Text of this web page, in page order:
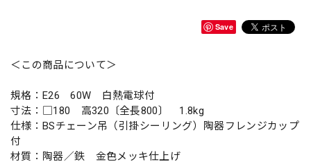
Save
＜この商品について＞
規格：E26 60W 白熱電球付
寸法：□180 高320〔全長800〕 1.8kg
仕様：BSチェーン吊（引掛シーリング）陶器フレンジカップ
付
材質：陶器／鉄 金色メッキ仕上げ